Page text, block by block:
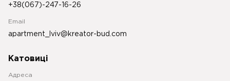
+38(067)-247-16-26
Email
apartment_lviv@kreator-bud.com
Катовиці
Адреса